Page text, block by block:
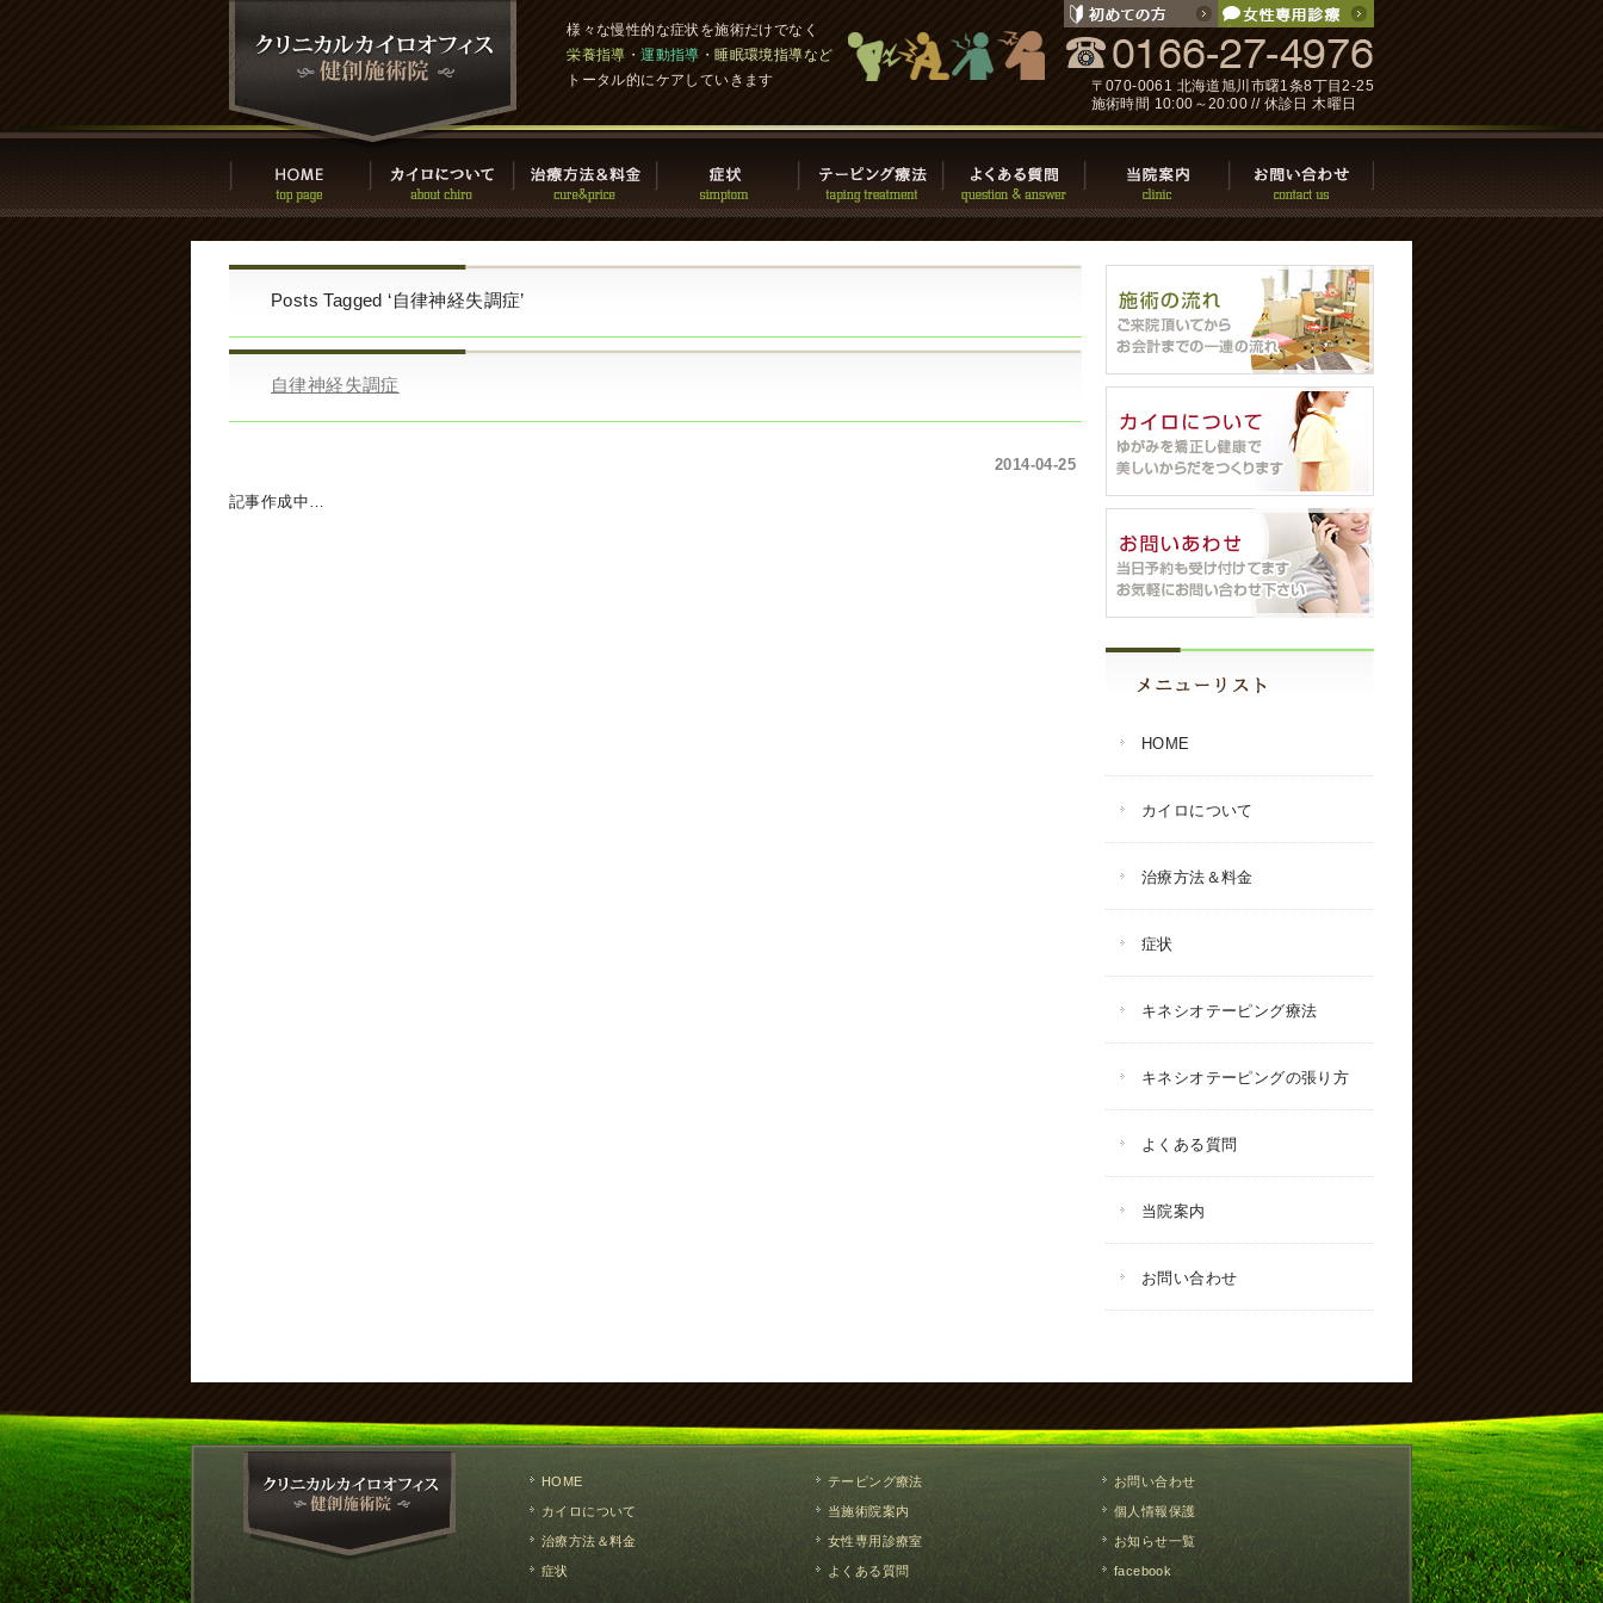
様々な慢性的な症状を施術だけでなく
栄養指導 ・運動指導 ・ 睡眠環境指導など
トータル的にケアしていきます
〒070-0061 北海道旭川市曙1条8丁目2-25
施術時間 10:00～20:00 // 休診日 木曜日
Posts Tagged ‘自律神経失調症’
自律神経失調症
2014-04-25
記事作成中…
HOME
カイロについて
治療方法＆料金
症状
キネシオテーピング療法
キネシオテーピングの張り方
よくある質問
当院案内
お問い合わせ
HOME
カイロについて
治療方法＆料金
症状
テーピング療法
当施術院案内
女性専用診療室
よくある質問
お問い合わせ
個人情報保護
お知らせ一覧
facebook